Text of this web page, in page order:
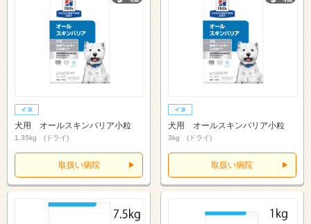
犬用 オールスキンバリア小粒
1.35kg (ドライ)
取扱い病院
犬用 オールスキンバリア小粒
3kg (ドライ)
取扱い病院